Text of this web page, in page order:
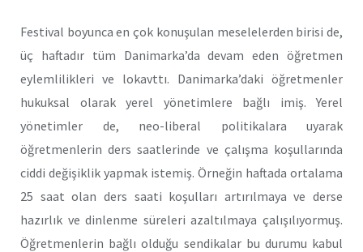
Festival boyunca en çok konuşulan meselelerden birisi de,
üç haftadır tüm Danimarka’da devam eden öğretmen
eylemlilikleri ve lokavttı. Danimarka’daki öğretmenler
hukuksal olarak yerel yönetimlere bağlı imiş. Yerel
yönetimler de, neo-liberal politikalara uyarak
öğretmenlerin ders saatlerinde ve çalışma koşullarında
ciddi değişiklik yapmak istemiş. Örneğin haftada ortalama
25 saat olan ders saati koşulları artırılmaya ve derse
hazırlık ve dinlenme süreleri azaltılmaya çalışılıyormuş.
Öğretmenlerin bağlı olduğu sendikalar bu durumu kabul